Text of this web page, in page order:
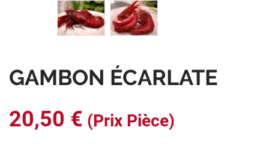
GAMBON ÉCARLATE
20,50 € (Prix Pièce)